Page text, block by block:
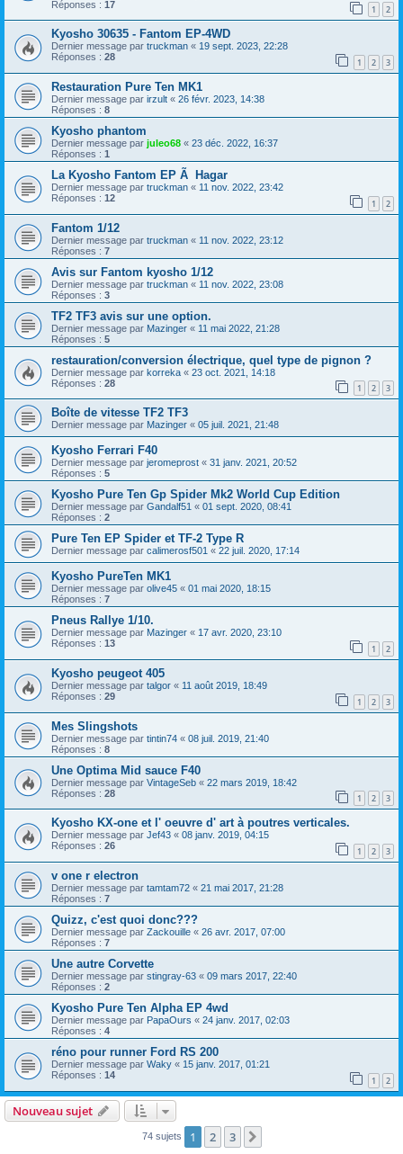
Réponses : 17 1 2
Kyosho 30635 - Fantom EP-4WD
Dernier message par truckman « 19 sept. 2023, 22:28
Réponses : 28 1 2 3
Restauration Pure Ten MK1
Dernier message par irzult « 26 févr. 2023, 14:38
Réponses : 8
Kyosho phantom
Dernier message par juleo68 « 23 déc. 2022, 16:37
Réponses : 1
La Kyosho Fantom EP Ã Hagar
Dernier message par truckman « 11 nov. 2022, 23:42
Réponses : 12 1 2
Fantom 1/12
Dernier message par truckman « 11 nov. 2022, 23:12
Réponses : 7
Avis sur Fantom kyosho 1/12
Dernier message par truckman « 11 nov. 2022, 23:08
Réponses : 3
TF2 TF3 avis sur une option.
Dernier message par Mazinger « 11 mai 2022, 21:28
Réponses : 5
restauration/conversion électrique, quel type de pignon ?
Dernier message par korreka « 23 oct. 2021, 14:18
Réponses : 28 1 2 3
Boîte de vitesse TF2 TF3
Dernier message par Mazinger « 05 juil. 2021, 21:48
Kyosho Ferrari F40
Dernier message par jeromeprost « 31 janv. 2021, 20:52
Réponses : 5
Kyosho Pure Ten Gp Spider Mk2 World Cup Edition
Dernier message par Gandalf51 « 01 sept. 2020, 08:41
Réponses : 2
Pure Ten EP Spider et TF-2 Type R
Dernier message par calimerosf501 « 22 juil. 2020, 17:14
Kyosho PureTen MK1
Dernier message par olive45 « 01 mai 2020, 18:15
Réponses : 7
Pneus Rallye 1/10.
Dernier message par Mazinger « 17 avr. 2020, 23:10
Réponses : 13 1 2
Kyosho peugeot 405
Dernier message par talgor « 11 août 2019, 18:49
Réponses : 29 1 2 3
Mes Slingshots
Dernier message par tintin74 « 08 juil. 2019, 21:40
Réponses : 8
Une Optima Mid sauce F40
Dernier message par VintageSeb « 22 mars 2019, 18:42
Réponses : 28 1 2 3
Kyosho KX-one et l' oeuvre d' art à poutres verticales.
Dernier message par Jef43 « 08 janv. 2019, 04:15
Réponses : 26 1 2 3
v one r electron
Dernier message par tamtam72 « 21 mai 2017, 21:28
Réponses : 7
Quizz, c'est quoi donc???
Dernier message par Zackouille « 26 avr. 2017, 07:00
Réponses : 7
Une autre Corvette
Dernier message par stingray-63 « 09 mars 2017, 22:40
Réponses : 2
Kyosho Pure Ten Alpha EP 4wd
Dernier message par PapaOurs « 24 janv. 2017, 02:03
Réponses : 4
réno pour runner Ford RS 200
Dernier message par Waky « 15 janv. 2017, 01:21
Réponses : 14 1 2
Nouveau sujet
74 sujets 1 2 3